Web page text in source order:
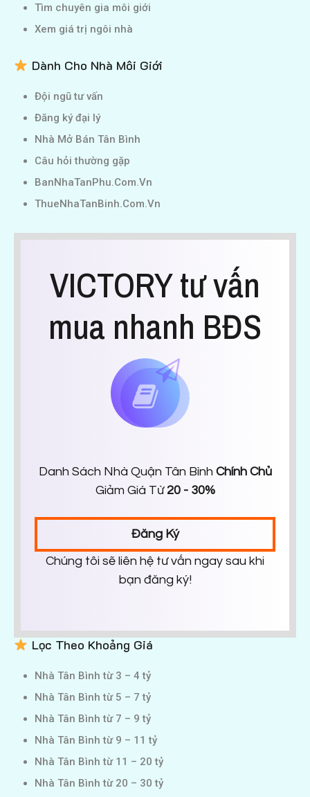
Tìm chuyên gia môi giới
Xem giá trị ngôi nhà
Dành Cho Nhà Môi Giới
Đội ngũ tư vấn
Đăng ký đại lý
Nhà Mở Bán Tân Bình
Câu hỏi thường gặp
BanNhaTanPhu.Com.Vn
ThueNhaTanBinh.Com.Vn
VICTORY tư vấn
mua nhanh BĐS
Danh Sách Nhà Quận Tân Bình Chính Chủ
Giảm Giá Từ 20 - 30%
Đăng Ký
Chúng tôi sẽ liên hệ tư vấn ngay sau khi
bạn đăng ký!
Lọc Theo Khoảng Giá
Nhà Tân Bình từ 3 – 4 tỷ
Nhà Tân Bình từ 5 – 7 tỷ
Nhà Tân Bình từ 7 – 9 tỷ
Nhà Tân Bình từ 9 – 11 tỷ
Nhà Tân Bình từ 11 – 20 tỷ
Nhà Tân Bình từ 20 – 30 tỷ